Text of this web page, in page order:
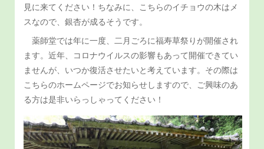
見に来てください！ちなみに、こちらのイチョウの木はメ
スなので、銀杏が成るそうです。
薬師堂では年に一度、二月ごろに福寿草祭りが開催され
ます。近年、コロナウイルスの影響もあって開催できてい
ませんが、いつか復活させたいと考えています。その際は
こちらのホームページでお知らせしますので、ご興味のあ
る方は是非いらっしゃってください！